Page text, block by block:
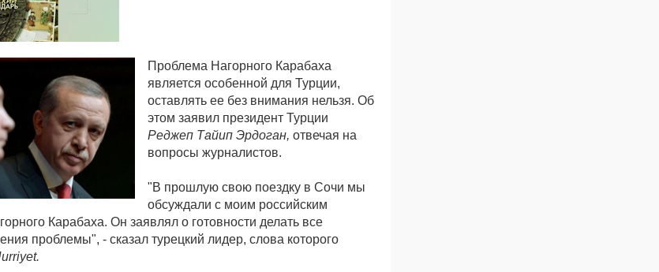
Проблема Нагорного Карабаха
является особенной для Турции,
оставлять ее без внимания нельзя. Об
этом заявил президент Турции
Реджеп Тайип Эрдоган, отвечая на
вопросы журналистов.
"В прошлую свою поездку в Сочи мы
обсуждали с моим российским
Карабаха. Он заявлял о готовности делать все
проблемы", - сказал турецкий лидер, слова которого